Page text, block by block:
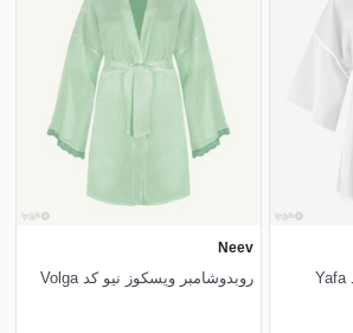
Neev
روبدوشامبر ویسکوز نیو کد Volga